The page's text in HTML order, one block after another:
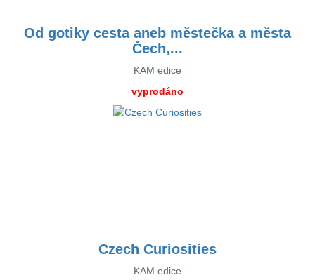
Od gotiky cesta aneb městečka a města
Čech,...
KAM edice
vyprodáno
Czech Curiosities
KAM edice